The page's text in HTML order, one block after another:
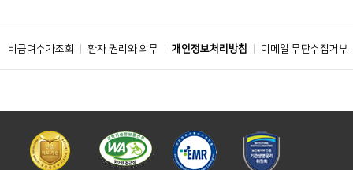
비급여수가조회 환자 권리와 의무 개인정보처리방침 이메일 무단수집거부